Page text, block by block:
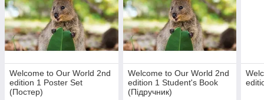
Welcome to Our World 2nd
edition 1 Poster Set
(Постер)
Welcome to Our World 2nd
edition 1 Student's Book
(Підручник)